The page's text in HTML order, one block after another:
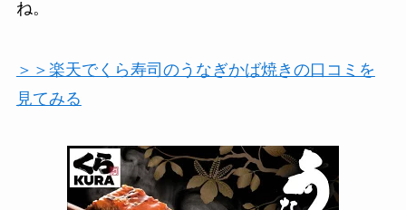
ね。
＞＞楽天でくら寿司のうなぎかば焼きの口コミを
見てみる